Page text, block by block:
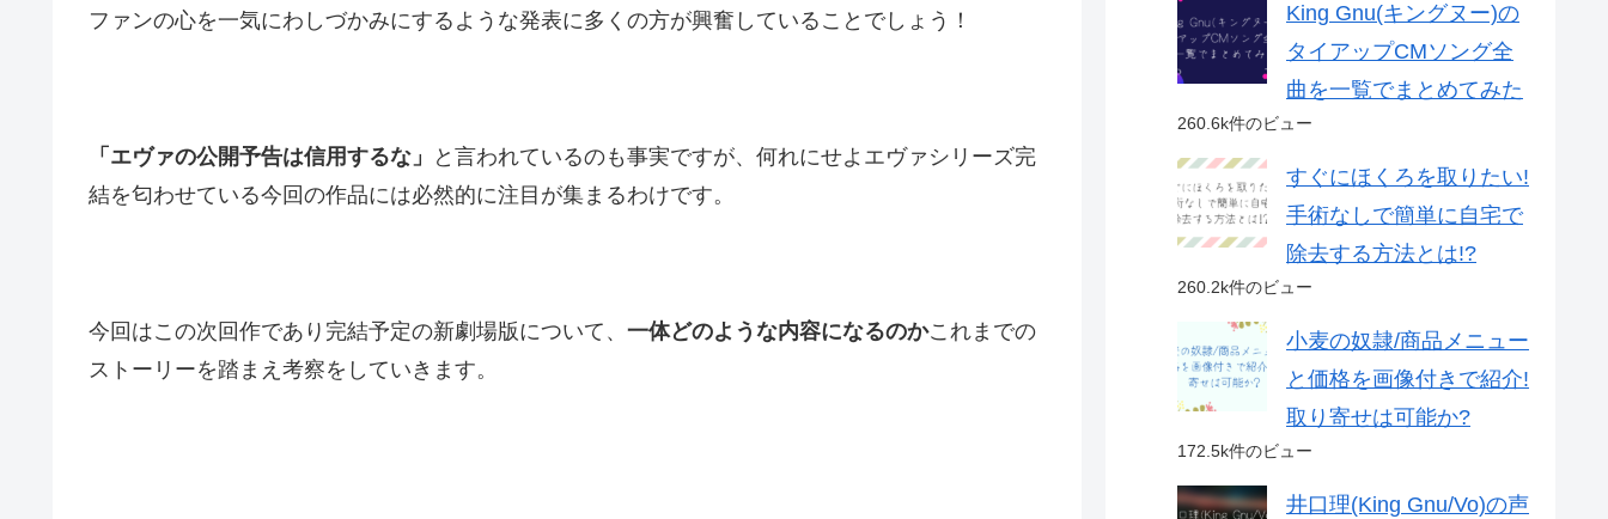
ファンの心を一気にわしづかみにするような発表に多くの方が興奮していることでしょう！
「エヴァの公開予告は信用するな」
と言われているのも事実ですが、何れにせよエヴァシリーズ完
結を匂わせている今回の作品には必然的に注目が集まるわけです。
今回はこの次回作であり完結予定の新劇場版について、 一体どのような内容になるのかこれまでの
ストーリーを踏まえ考察をしていきます。
King Gnu(キングヌー)の
タイアップCMソング全
曲を一覧でまとめてみた
260.6k件のビュー
すぐにほくろを取りたい!
手術なしで簡単に自宅で
除去する方法とは!?
260.2k件のビュー
小麦の奴隷/商品メニュー
と価格を画像付きで紹介!
取り寄せは可能か?
172.5k件のビュー
井口理(King Gnu/Vo)の声